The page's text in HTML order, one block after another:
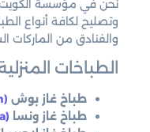
نحن في مؤسسة الكويت
وتصليح لكافة أنواع
والفنادق من الماركات
الطباخات
طباخ غاز بوش (Bosch)
طباخ غاز ونسا (Wansa)